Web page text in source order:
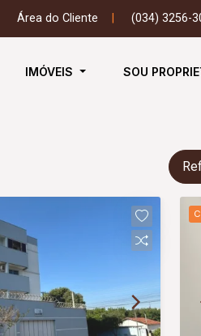
Área do Cliente (034) 3256-
IMÓVEIS SOU